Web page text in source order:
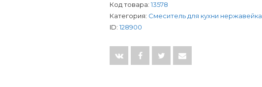
Код товара: 13578
Категория: Смеситель для кухни нержавейка
ID: 128900